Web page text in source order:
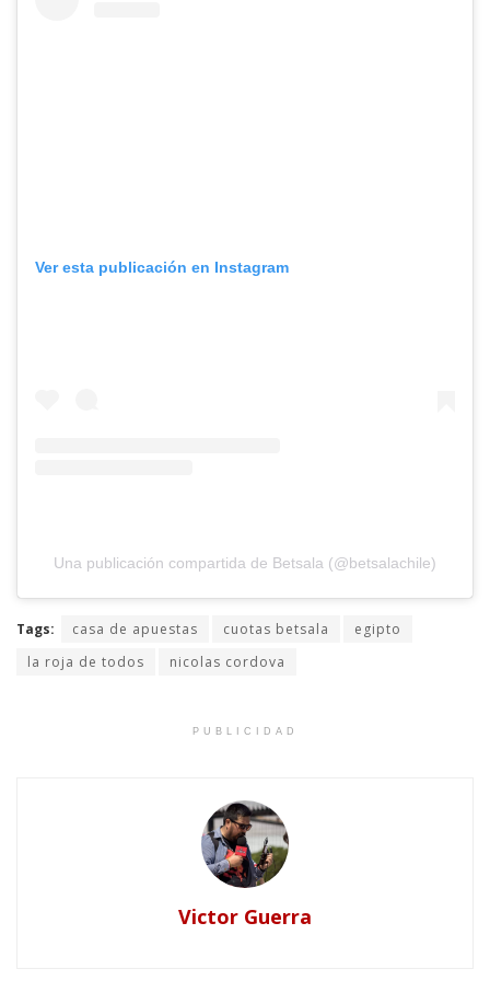
Ver esta publicación en Instagram
Una publicación compartida de Betsala (@betsalachile)
Tags: casa de apuestas cuotas betsala
egipto
la roja de todos
nicolas cordova
PUBLICIDAD
Victor Guerra